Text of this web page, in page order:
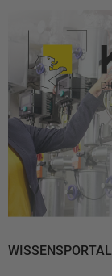
WISSENSPORTAL